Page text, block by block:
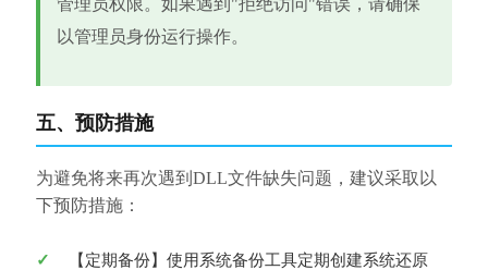
以管理员身份运行操作。
五、预防措施
为避免将来再次遇到DLL文件缺失问题，建议采取以
下预防措施：
【定期备份】使用系统备份工具定期创建系统还原